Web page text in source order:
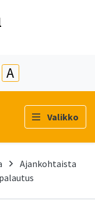
A
Valikko
Ajankohtaista